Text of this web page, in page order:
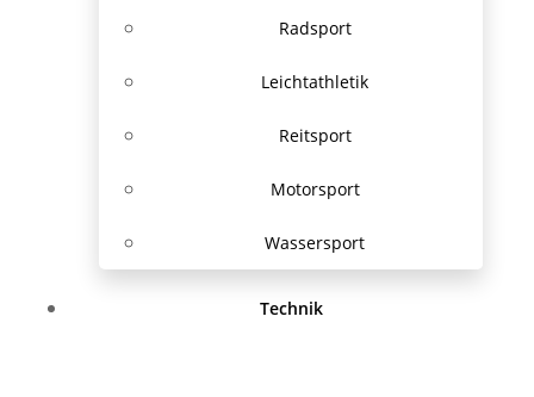
Radsport
Leichtathletik
Reitsport
Motorsport
Wassersport
Technik